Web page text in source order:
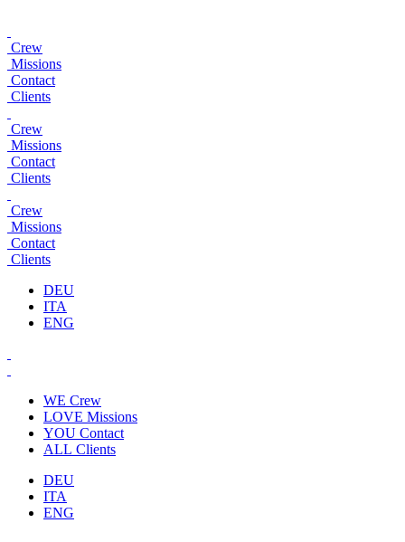
Crew
Missions
Contact
Clients
Crew
Missions
Contact
Clients
Crew
Missions
Contact
Clients
DEU
ITA
ENG
WE Crew
LOVE Missions
YOU Contact
ALL Clients
DEU
ITA
ENG